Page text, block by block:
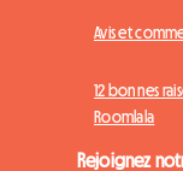
Avis et
12 bonnes
Roomlala
Rejoignez